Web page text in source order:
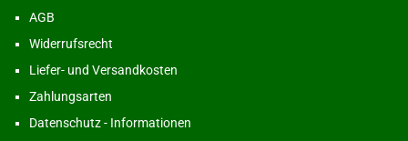
AGB
Widerrufsrecht
Liefer- und Versandkosten
Zahlungsarten
Datenschutz - Informationen